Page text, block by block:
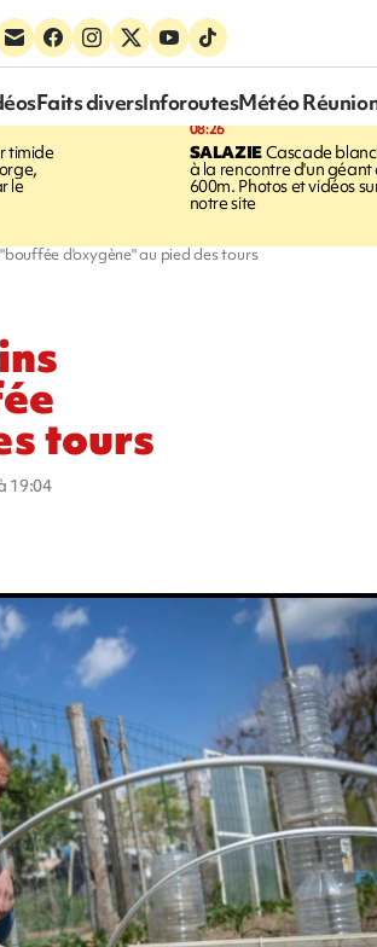
Faits diversInforoutesMétéo
timide
le
08:26
SALAZIECascade
à la rencontre d'un géant
600m. Photos et vidéos
notre site
d'oxygène" au pied des tours
tours
19:04